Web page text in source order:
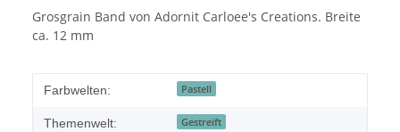
Grosgrain Band von Adornit Carloee's Creations. Breite
ca. 12 mm
Farbwelten: Pastell
Themenwelt: Gestreift